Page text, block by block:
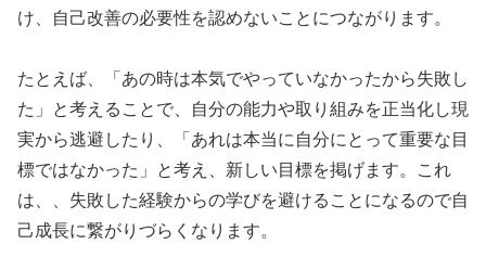
け、自己改善の必要性を認めないことにつながります。
たとえば、「あの時は本気でやっていなかったから失敗し
た」と考えることで、自分の能力や取り組みを正当化し現
実から逃避したり、「あれは本当に自分にとって重要な目
標ではなかった」と考え、新しい目標を掲げます。これ
は、、失敗した経験からの学びを避けることになるので自
己成長に繋がりづらくなります。